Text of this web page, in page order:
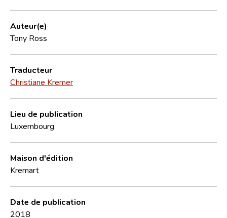
Auteur(e)
Tony Ross
Traducteur
Christiane Kremer
Lieu de publication
Luxembourg
Maison d'édition
Kremart
Date de publication
2018